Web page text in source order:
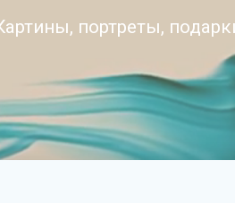
портреты,